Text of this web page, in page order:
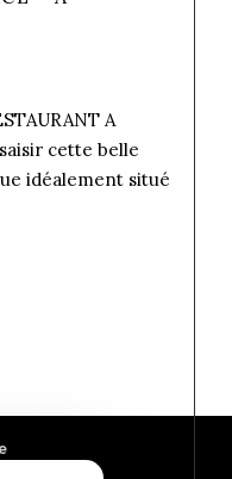
A
cette belle
idéalement situé